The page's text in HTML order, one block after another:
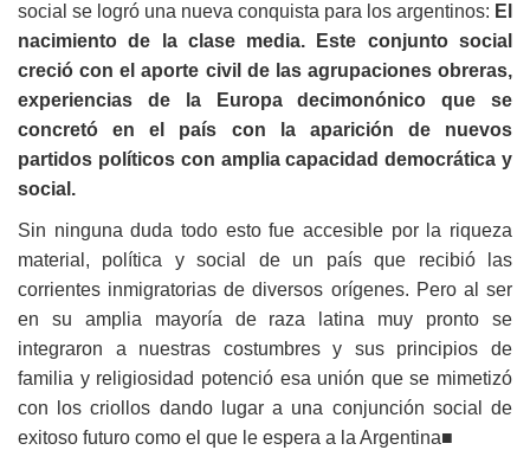
social se logró una nueva conquista para los argentinos: El
nacimiento de la clase media. Este conjunto social
creció con el aporte civil de las agrupaciones obreras,
experiencias de la Europa decimonónico que se
concretó en el país con la aparición de nuevos
partidos políticos con amplia capacidad democrática y
social.
Sin ninguna duda todo esto fue accesible por la riqueza
material, política y social de un país que recibió las
corrientes inmigratorias de diversos orígenes. Pero al ser
en su amplia mayoría de raza latina muy pronto se
integraron a nuestras costumbres y sus principios de
familia y religiosidad potenció esa unión que se mimetizó
con los criollos dando lugar a una conjunción social de
exitoso futuro como el que le espera a la Argentina■